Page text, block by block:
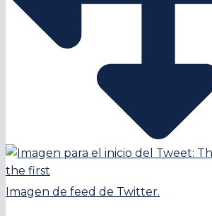
Imagen de feed de Twitter.